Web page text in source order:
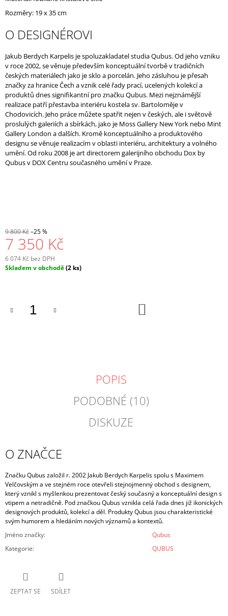
Rozměry: 19 x 35 cm
O DESIGNÉROVI
Jakub Berdych Karpelis je spoluzakladatel studia Qubus. Od jeho vzniku
v roce 2002, se věnuje především konceptuální tvorbě v tradičních
českých materiálech jako je sklo a porcelán. Jeho zásluhou je přesah
značky za hranice Čech a vznik celé řady prací, ucelených kolekcí a
produktů dnes signifikantní pro značku Qubus. Mezi nejznámější
realizace patří přestavba interiéru kostela sv. Bartoloměje v
Chodovicích. Jeho práce můžete spatřit nejen v českých, ale i světově
proslulých galeriích a sbírkách, jako je Moss Gallery New York nebo Mint
Gallery London a dalších. Kromě konceptuálního a produktového
designu se věnuje realizacím v oblasti interiéru, architektury a volného
umění. Od roku 2008 je art directorem galerijního obchodu Dox by
Qubus v DOX Centru současného umění v Praze.
9 800 Kč–25 %
7 350 Kč
6 074 Kč bez DPH
Měrná
Skladem v obchodě(2 ks)
POPIS
PODOBNÉ (10)
DISKUZE
O ZNAČCE
Značku Qubus založil r. 2002 Jakub Berdych Karpelis spolu s Maximem
Velčovským a ve stejném roce otevřeli stejnojmenný obchod s designem,
který vznikl s myšlenkou prezentovat český současný a konceptuální design s
vtipem a netradičně. Pod značkou Qubus vznikla celá řada dnes již ikonických
designových produktů, kolekcí a děl. Produkty Qubus jsou charakteristické
svým humorem a hledáním nových významů a kontextů.
Jméno značky:
Qubus
Kategorie: QUBUS
ZEPTAT SE SDÍLET
J
E
M
E